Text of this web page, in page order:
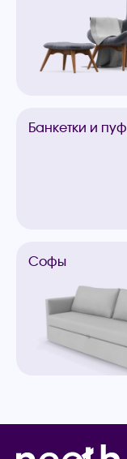
Банкетки и
Софы